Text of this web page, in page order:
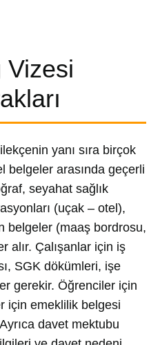
Vizesi
yanı sıra birçok
belgeler arasında geçerli
seyahat sağlık
(uçak – otel),
belgeler (maaş bordrosu,
alır. Çalışanlar için iş
SGK dökümleri, işe
gerekir. Öğrenciler için
için emeklilik belgesi
davet mektubu